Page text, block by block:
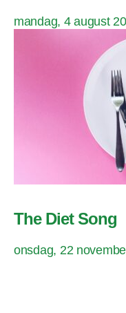
mandag, 4 august
The Diet Song
onsdag, 22